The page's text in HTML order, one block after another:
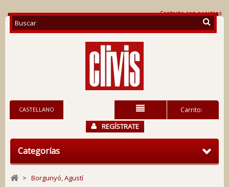
Contacte con nosotros
Carrito:
CASTELLANO
REGÍSTRATE
Categorías
> Borgunyó, Agustí